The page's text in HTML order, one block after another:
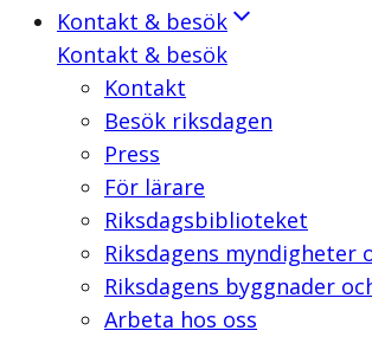
Kontakt & besök
Kontakt & besök
Kontakt
Besök riksdagen
Press
För lärare
Riksdagsbiblioteket
Riksdagens myndigheter
Riksdagens byggnader
Arbeta hos oss